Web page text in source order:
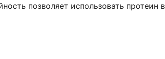
позволяет использовать